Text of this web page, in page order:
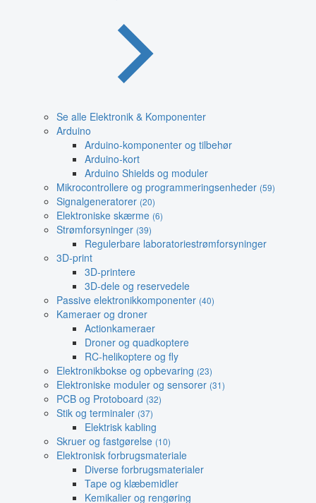
Se alle Elektronik & Komponenter
Arduino
Arduino-komponenter og tilbehør
Arduino-kort
Arduino Shields og moduler
Mikrocontrollere og programmeringsenheder (59)
Signalgeneratorer (20)
Elektroniske skærme (6)
Strømforsyninger (39)
Regulerbare laboratoriestrømforsyninger
3D-print
3D-printere
3D-dele og reservedele
Passive elektronikkomponenter (40)
Kameraer og droner
Actionkameraer
Droner og quadkoptere
RC-helikoptere og fly
Elektronikbokse og opbevaring (23)
Elektroniske moduler og sensorer (31)
PCB og Protoboard (32)
Stik og terminaler (37)
Elektrisk kabling
Skruer og fastgørelse (10)
Elektronisk forbrugsmateriale
Diverse forbrugsmaterialer
Tape og klæbemidler
Kemikalier og rengøring